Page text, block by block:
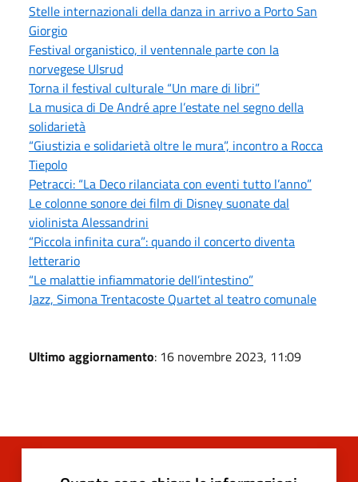
Stelle internazionali della danza in arrivo a Porto San
Giorgio
Festival organistico, il ventennale parte con la
norvegese Ulsrud
Torna il festival culturale “Un mare di libri”
La musica di De André apre l’estate nel segno della
solidarietà
“Giustizia e solidarietà oltre le mura”, incontro a Rocca
Tiepolo
Petracci: “La Deco rilanciata con eventi tutto l’anno”
Le colonne sonore dei film di Disney suonate dal
violinista Alessandrini
“Piccola infinita cura”: quando il concerto diventa
letterario
“Le malattie infiammatorie dell’intestino”
Jazz, Simona Trentacoste Quartet al teatro comunale
Ultimo aggiornamento: 16 novembre 2023, 11:09